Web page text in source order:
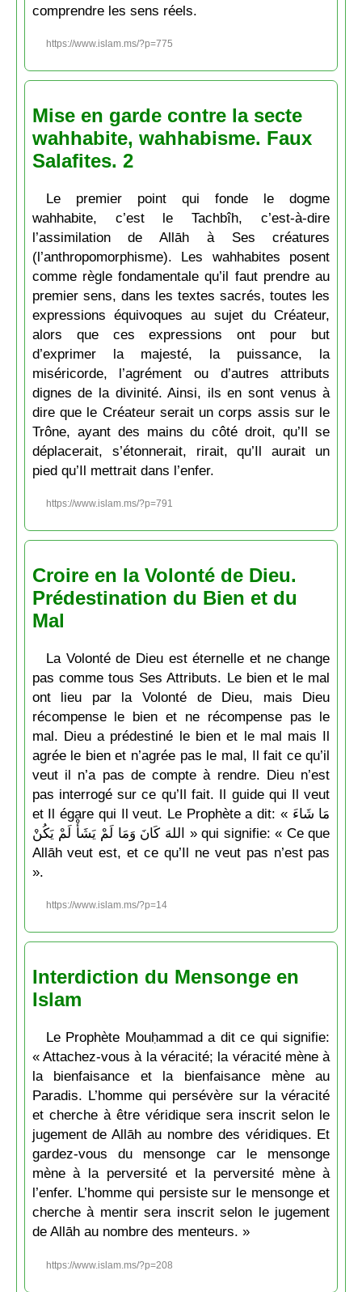
comprendre les sens réels.
https://www.islam.ms/?p=775
Mise en garde contre la secte
wahhabite, wahhabisme. Faux
Salafites. 2
Le premier point qui fonde le dogme
wahhabite, c’est le Tachbîh, c’est-à-dire
l’assimilation de Allāh à Ses créatures
(l’anthropomorphisme). Les wahhabites posent
comme règle fondamentale qu’il faut prendre au
premier sens, dans les textes sacrés, toutes les
expressions équivoques au sujet du Créateur,
alors que ces expressions ont pour but
d’exprimer la majesté, la puissance, la
miséricorde, l’agrément ou d’autres attributs
dignes de la divinité. Ainsi, ils en sont venus à
dire que le Créateur serait un corps assis sur le
Trône, ayant des mains du côté droit, qu’Il se
déplacerait, s’étonnerait, rirait, qu’Il aurait un
pied qu’Il mettrait dans l’enfer.
https://www.islam.ms/?p=791
Croire en la Volonté de Dieu.
Prédestination du Bien et du
Mal
La Volonté de Dieu est éternelle et ne change
pas comme tous Ses Attributs. Le bien et le mal
ont lieu par la Volonté de Dieu, mais Dieu
récompense le bien et ne récompense pas le
mal. Dieu a prédestiné le bien et le mal mais Il
agrée le bien et n’agrée pas le mal, Il fait ce qu’il
veut il n’a pas de compte à rendre. Dieu n’est
pas interrogé sur ce qu’Il fait. Il guide qui Il veut
et Il égare qui Il veut. Le Prophète a dit: « مَا شَاءَ
اللهَ كَانَ وَمَا لَمْ يَشَأْ لَمْ يَكُنْ » qui signifie: « Ce que
Allāh veut est, et ce qu’Il ne veut pas n’est pas
».
https://www.islam.ms/?p=14
Interdiction du Mensonge en
Islam
Le Prophète Mouḥammad a dit ce qui signifie:
« Attachez-vous à la véracité; la véracité mène à
la bienfaisance et la bienfaisance mène au
Paradis. L’homme qui persévère sur la véracité
et cherche à être véridique sera inscrit selon le
jugement de Allāh au nombre des véridiques. Et
gardez-vous du mensonge car le mensonge
mène à la perversité et la perversité mène à
l’enfer. L’homme qui persiste sur le mensonge et
cherche à mentir sera inscrit selon le jugement
de Allāh au nombre des menteurs. »
https://www.islam.ms/?p=208